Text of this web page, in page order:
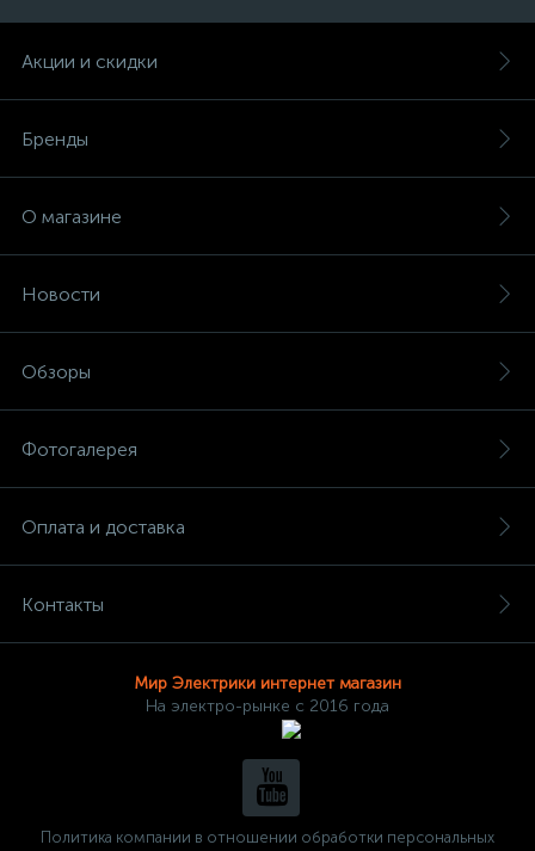
Акции и скидки
Бренды
О магазине
Новости
Обзоры
Фотогалерея
Оплата и доставка
Контакты
Мир Электрики интернет магазин
На электро-рынке с 2016 года
Политика компании в отношении обработки персональных